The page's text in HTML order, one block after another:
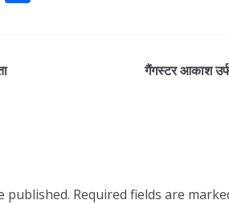
गैंगस्टर आकाश
published. Required fields are